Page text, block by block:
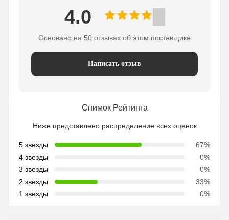
4.0
Основано на 50 отзывах об этом поставщике
Написать отзыв
Снимок Рейтинга
Ниже представлено распределение всех оценок
5 звезды
67%
4 звезды
0%
3 звезды
0%
2 звезды
33%
1 звезды
0%